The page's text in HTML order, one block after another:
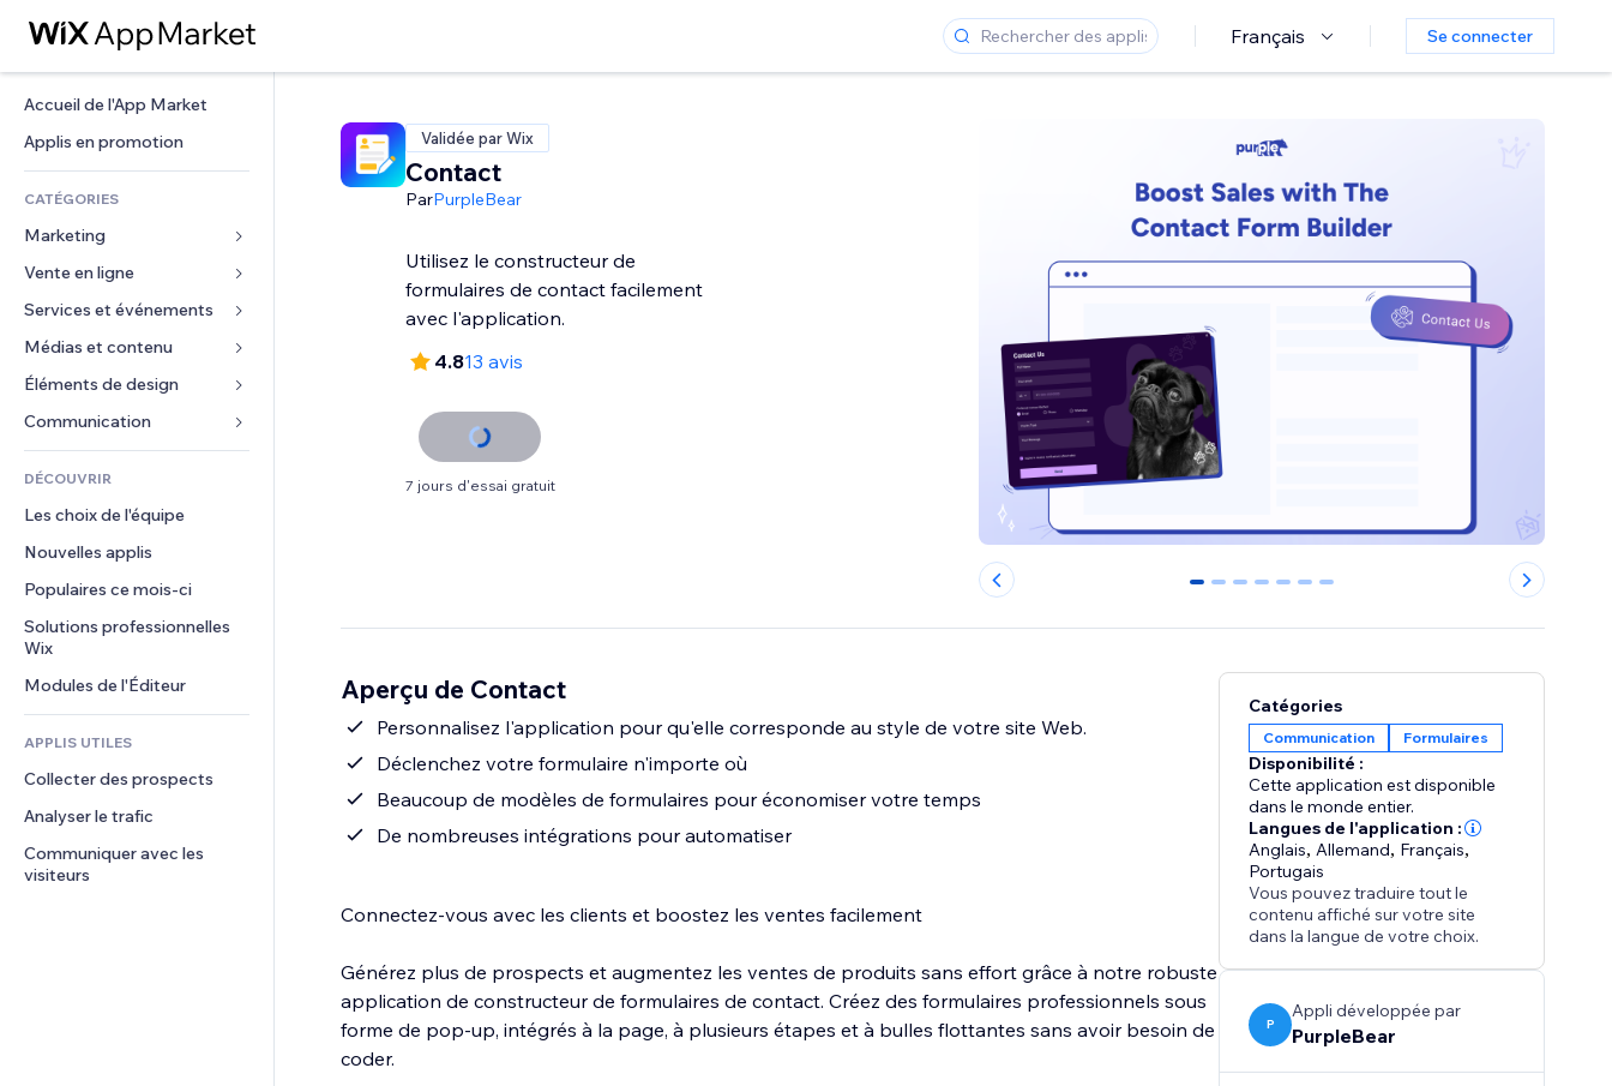
Français Se connecter
Accueil de l'App Market
Applis en promotion
CATÉGORIES
Marketing
Publicités
Mobile
Données analytiques
Réseaux sociaux
Classement de sites
E-mail
Vente en ligne
Applis pour les boutiques
Expédition et livraison
Boutons Vente
Comptabilité
Coupons et fidélisation
Solutions d'entreposage
Financement participatif
Alimentation et boissons
Services et événements
Hôtels
Événements
Restaurants
Immobilier
Réservations
Médias et contenu
Galerie
Musique
Podcasts
Photographie
Vidéo
PDF
Partage de fichiers
Actualités
Services de contenu
Effets de texte
Éléments de design
Cartes et navigation
Confidentialité
Horloge
Modèles de pages
Effets sur images
Boutons et menus
Bannières et badges
Calculateurs
Rechercher
Formulaires
Sondages
Chat
Commentaires
Téléphone
Communauté
Avis et commentaires
DÉCOUVRIR
Les choix de l'équipe
Nouvelles applis
Populaires ce mois‑ci
Solutions professionnelles
Wix
Modules de l'Éditeur
APPLIS UTILES
Collecter des prospects
Analyser le trafic
Communiquer avec les
visiteurs
Validée par Wix
Contact
ParPurpleBear
Utilisez le constructeur de
formulaires de contact facilement
avec l'application.
4.813 avis
7 jours d'essai gratuit
0 1 2 3 4 5 6
Aperçu de Contact
Personnalisez l'application pour qu'elle corresponde au style de votre site Web.
Déclenchez votre formulaire n'importe où
Beaucoup de modèles de formulaires pour économiser votre temps
De nombreuses intégrations pour automatiser
Connectez-vous avec les clients et boostez les ventes facilement
Générez plus de prospects et augmentez les ventes de produits sans effort grâce à notre robuste
application de constructeur de formulaires de contact. Créez des formulaires professionnels sous
forme de pop-up, intégrés à la page, à plusieurs étapes et à bulles flottantes sans avoir besoin de
coder.
Catégories
Communication Formulaires
Disponibilité :
Cette application est disponible
dans le monde entier.
Langues de l'application :
Anglais, Allemand, Français,
Portugais
Vous pouvez traduire tout le
contenu affiché sur votre site
dans la langue de votre choix.
P
Appli développée par
PurpleBear